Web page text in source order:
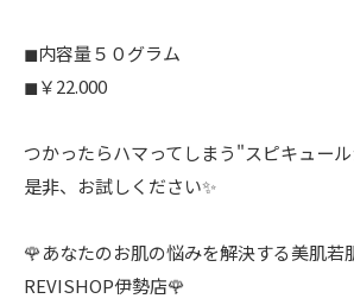
◼︎内容量５０グラム
◼︎￥22.000
つかったらハマってしまう"スピキュー
是非、お試しください✨
🌹あなたのお肌の悩みを解決する美肌若
REVISHOP伊勢店🌹